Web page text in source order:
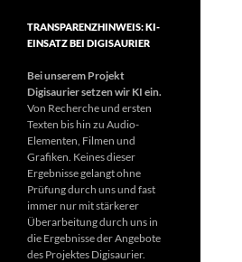
TRANSPARENZHINWEIS: KI-
EINSATZ BEI DIGISAURIER
Bei unserem Projekt
Digisaurier setzen wir KI ein.
Von Recherche und ersten
Texten bis hin zu Audio-
Elementen, Filmen und
Grafiken. Keines dieser
Ergebnisse gelangt ohne
Prüfung durch uns und fast
immer nur mit stärkerer
Überarbeitung durch uns in
die Ergebnisse der Angebote
des Projektes Digisaurier.